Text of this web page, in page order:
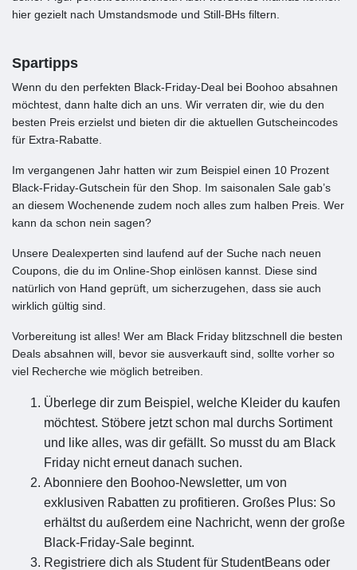
hier gezielt nach Umstandsmode und Still-BHs filtern.
Spartipps
Wenn du den perfekten Black-Friday-Deal bei Boohoo absahnen
möchtest, dann halte dich an uns. Wir verraten dir, wie du den
besten Preis erzielst und bieten dir die aktuellen Gutscheincodes
für Extra-Rabatte.
Im vergangenen Jahr hatten wir zum Beispiel einen 10 Prozent
Black-Friday-Gutschein für den Shop. Im saisonalen Sale gab’s
an diesem Wochenende zudem noch alles zum halben Preis. Wer
kann da schon nein sagen?
Unsere Dealexperten sind laufend auf der Suche nach neuen
Coupons, die du im Online-Shop einlösen kannst. Diese sind
natürlich von Hand geprüft, um sicherzugehen, dass sie auch
wirklich gültig sind.
Vorbereitung ist alles! Wer am Black Friday blitzschnell die besten
Deals absahnen will, bevor sie ausverkauft sind, sollte vorher so
viel Recherche wie möglich betreiben.
Überlege dir zum Beispiel, welche Kleider du kaufen
möchtest. Stöbere jetzt schon mal durchs Sortiment
und like alles, was dir gefällt. So musst du am Black
Friday nicht erneut danach suchen.
Abonniere den Boohoo-Newsletter, um von
exklusiven Rabatten zu profitieren. Großes Plus: So
erhältst du außerdem eine Nachricht, wenn der große
Black-Friday-Sale beginnt.
Registriere dich als Student für StudentBeans oder